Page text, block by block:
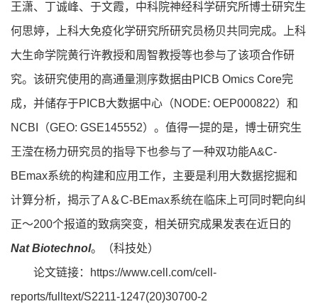
王潇、丁诚峰、于文霞，中科院神经科学研究所博士研究生
何思婷，上科大免疫化学研究所研究员杨贝共同完成。上科
大生命学院黄行许教授和周智教授等也参与了该项合作研
究。该研究使用的高通量测序数据由PICB Omics Core完
成，并储存于PICB大数据中心（NODE: OEP000822）和
NCBI（GEO: GSE145552）。值得一提的是，博士研究生
王滢在杨力研究员的指导下也参与了一种双功能A&C-
BEmax系统的构建和应用工作，主要是利用大数据挖掘和
计算分析，揭示了A＆C-BEmax系统在临床上可同时靶向纠
正～200个报道的致病突变，相关研究成果发表在近日的
Nat Biotechnol。（科技处）
论文链接：
https://www.cell.com/cell-
reports/fulltext/S2211-1247(20)30700-2